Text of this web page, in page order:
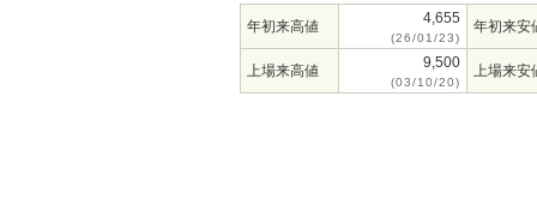
年初来高値 4,655
(26/01/23)
年初来安
上場来高値 9,500
(03/10/20)
上場来安